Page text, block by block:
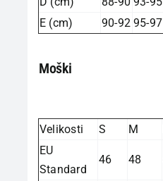
E (cm)
90-92 95-97
Moški
Velikosti S M
EU
Standard
46 48